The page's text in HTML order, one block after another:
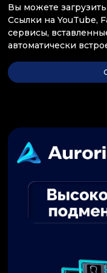
Вы можете загрузить:
Ссылки на YouTube,
сервисы,
автоматически